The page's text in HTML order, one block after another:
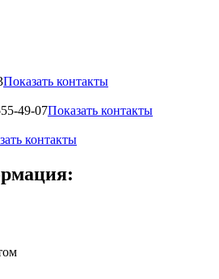
Показать контакты
49-07Показать контакты
контакты